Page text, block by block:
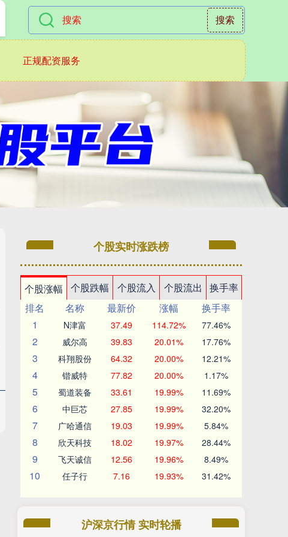
搜索
正规配资服务
个股实时涨跌榜
个股涨幅 个股跌幅 个股流入 个股流出
换手率
排名
名称 最新价 涨幅
换手率
1
N津富 37.49 114.72% 77.46%
2 威尔高 39.83 20.01% 17.76%
3 科翔股份 64.32 20.00% 12.21%
4 锴威特 77.82 20.00% 1.17%
5 蜀道装备 33.61 19.99% 11.69%
6 中巨芯 27.85 19.99% 32.20%
7 广哈通信 19.03 19.99% 5.84%
8 欣天科技 18.02 19.97% 28.44%
9 飞天诚信 12.56 19.96% 8.49%
10 任子行 7.16 19.93% 31.42%
沪深京行情 实时轮播